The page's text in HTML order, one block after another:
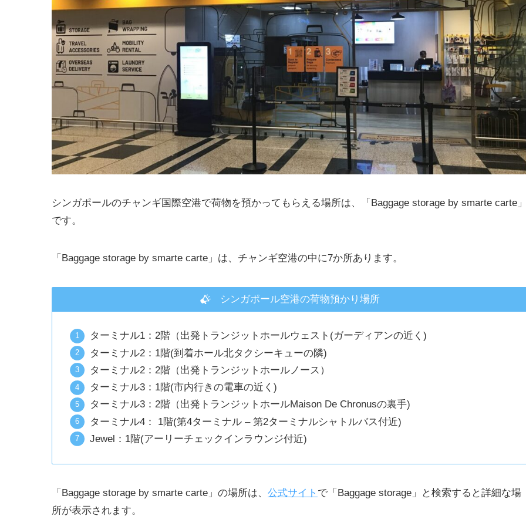
シンガポールのチャンギ国際空港で荷物を預かってもらえる場所は、「Baggage storage by smarte carte
です。
「Baggage storage by smarte carte」は、チャンギ空港の中に7か所あります。
シンガポール空港の荷物預かり場所
ターミナル1：2階（出発トランジットホールウェスト(ガーディアンの近く)
ターミナル2：1階(到着ホール北タクシーキューの隣)
ターミナル2：2階（出発トランジットホールノース）
ターミナル3：1階(市内行きの電車の近く)
ターミナル3：2階（出発トランジットホールMaison De Chronusの裏手)
ターミナル4： 1階(第4ターミナル – 第2ターミナルシャトルバス付近)
Jewel：1階(アーリーチェックインラウンジ付近)
「Baggage storage by smarte carte」の場所は、 公式サイト で「Baggage storage」と検索すると詳細な場
所が表示されます。